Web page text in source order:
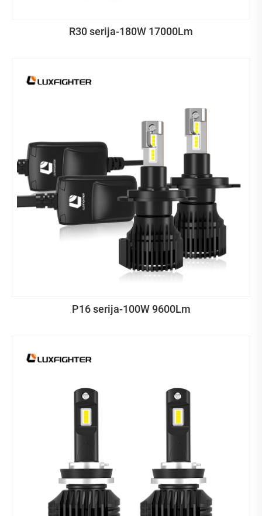
R30 serija-180W 17000Lm
P16 serija-100W 9600Lm